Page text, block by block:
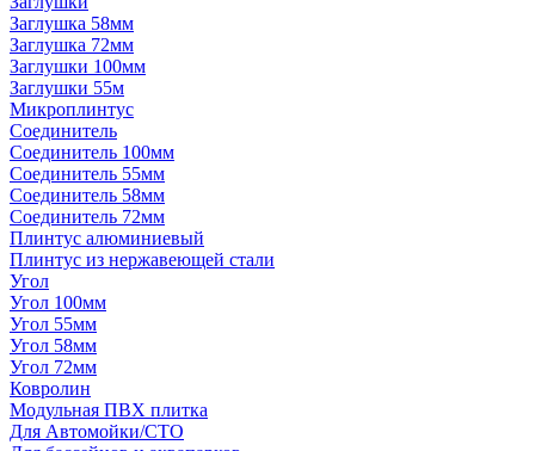
Заглушка 58мм
Заглушка 72мм
Заглушки 100мм
Заглушки 55м
Микроплинтус
Соединитель
Соединитель 100мм
Соединитель 55мм
Соединитель 58мм
Соединитель 72мм
Плинтус алюминиевый
Плинтус из нержавеющей стали
Угол
Угол 100мм
Угол 55мм
Угол 58мм
Угол 72мм
Ковролин
Модульная ПВХ плитка
Для Автомойки/СТО